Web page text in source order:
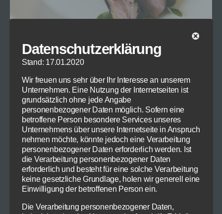
Entenbrust mit Rotkrautsalat und Honigschalotten – ©
Thomas Michael Glaw
nicht so schwer. Zunächst benötigen Sie eine
Entenbrust. Des weiteren vergessen Sie alle
Garzeiten, die Ihnen diverse Kochbücher
empfehlen. Die Brust braucht länger. Vertrauen
Sie mir einfach. Die durchschnittliche Barberie
Entenbrust aus dm Supermarkt Ihres
Vertrauens braucht etwa 10 Minuten PRO
SEITE.
Aber langsam.
Was ich da heute zusammen gekocht habe,
Datenschutzerklärung
Stand: 17.01.2020
Wir freuen uns sehr über Ihr Interesse an unserem
Unternehmen. Eine Nutzung der Internetseiten ist
grundsätzlich ohne jede Angabe
personenbezogener Daten möglich. Sofern eine
betroffene Person besondere Services unseres
Unternehmens über unsere Internetseite in Anspruch
nehmen möchte, könnte jedoch eine Verarbeitung
personenbezogener Daten erforderlich werden. Ist
die Verarbeitung personenbezogener Daten
erforderlich und besteht für eine solche Verarbeitung
keine gesetzliche Grundlage, holen wir generell eine
Einwilligung der betroffenen Person ein.
Die Verarbeitung personenbezogener Daten,